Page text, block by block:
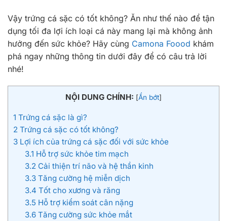
Vậy trứng cá sặc có tốt không? Ăn như thế nào để tận
dụng tối đa lợi ích loại cá này mang lại mà không ảnh
hưởng đến sức khỏe? Hãy cùng Camona Foood khám
phá ngay những thông tin dưới đây để có câu trả lời
nhé!
NỘI DUNG CHÍNH: [Ẩn bớt]
1 Trứng cá sặc là gì?
2 Trứng cá sặc có tốt không?
3 Lợi ích của trứng cá sặc đối với sức khỏe
3.1 Hỗ trợ sức khỏe tim mạch
3.2 Cải thiện trí não và hệ thần kinh
3.3Tăng cường hệ miễn dịch
3.4 Tốt cho xương và răng
3.5 Hỗ trợ kiểm soát cân nặng
3.6Tăng cường sức khỏe mắt